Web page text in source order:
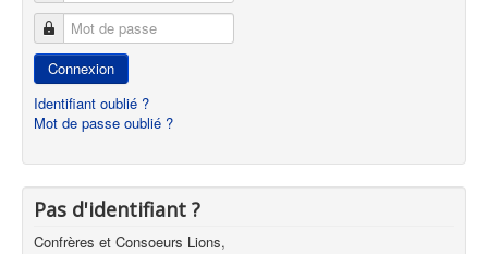
Mot de passe
Connexion
Identifiant oublié ?
Mot de passe oublié ?
Pas d'identifiant ?
Confrères et Consoeurs Lions,